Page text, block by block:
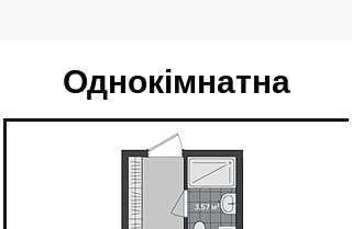
Однокімнатна